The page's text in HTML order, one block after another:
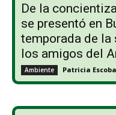
De la
se presentó en
temporada de la
los amigos del
Ambiente Patricia